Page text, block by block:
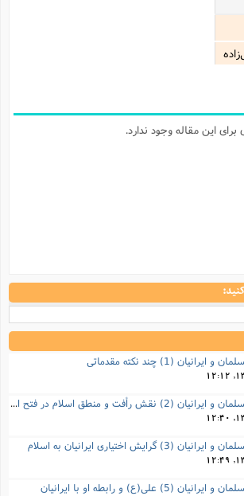
این مقاله وجود ندارد.
(1) چند نکته مقدماتی
تعامل اعراب مسلمان و ایرانیان (2) نقش رأفت و منطق اسلام در فتح ایران
گرایش اختیاری ایرانیان به اسلام
علی(ع) و رابطه‌ او با ایرانیان